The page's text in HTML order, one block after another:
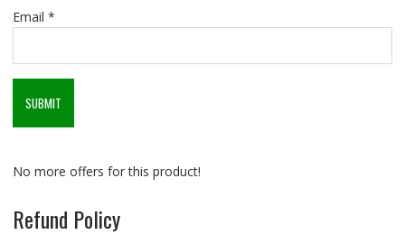
Email *
No more offers for this product!
Refund Policy